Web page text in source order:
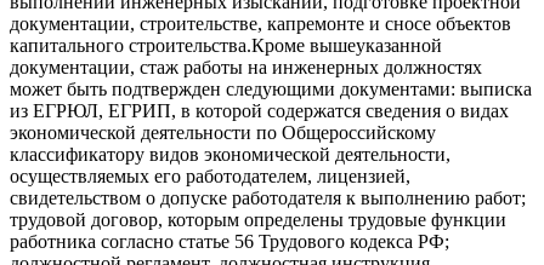
документации, строительстве, капремонте и сносе объектов
капитального строительства.Кроме вышеуказанной
документации, стаж работы на инженерных должностях
может быть подтвержден следующими документами: выписка
из ЕГРЮЛ, ЕГРИП, в которой содержатся сведения о видах
экономической деятельности по Общероссийскому
классификатору видов экономической деятельности,
осуществляемых его работодателем, лицензией,
свидетельством о допуске работодателя к выполнению работ;
трудовой договор, которым определены трудовые функции
работника согласно статье 56 Трудового кодекса РФ;